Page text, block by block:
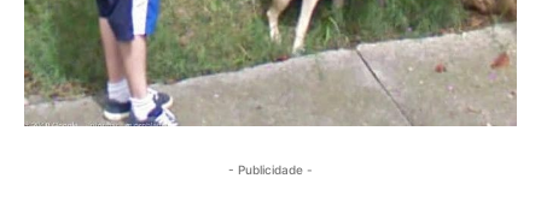
- Publicidade -